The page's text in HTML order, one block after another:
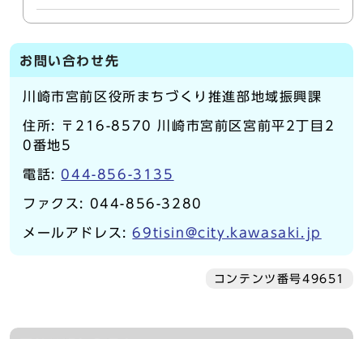
お問い合わせ先
川崎市宮前区役所まちづくり推進部地域振興課
住所: 〒216-8570 川崎市宮前区宮前平2丁目2
0番地5
電話: 044-856-3135
ファクス: 044-856-3280
メールアドレス:69tisin@city.kawasaki.jp
コンテンツ番号49651